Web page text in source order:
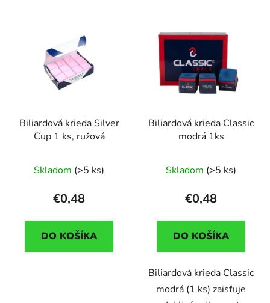
Biliardová krieda Silver
Cup 1 ks, ružová
Skladom (>5 ks)
€0,48
DO KOŠÍKA
Biliardová krieda Classic
modrá 1ks
Skladom (>5 ks)
€0,48
DO KOŠÍKA
Biliardová krieda Classic
modrá (1 ks) zaisťuje